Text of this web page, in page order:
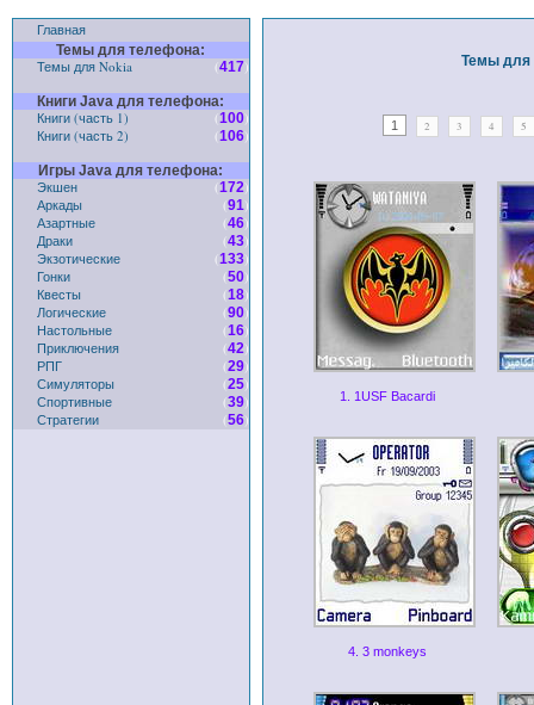
Главная
Темы для телефона:
Темы для Nokia (417)
Книги Java для телефона:
Книги (часть 1) (100)
Книги (часть 2)
(106)
Игры Java для телефона:
Экшен (172)
Аркады
(91)
Азартные
(46)
Драки
(43)
Экзотические
(133)
Гонки
(50)
Квесты
(18)
Логические
(90)
Настольные
(16)
Приключения
(42)
РПГ
(29)
Симуляторы
(25)
Спортивные
(39)
Стратегии
(56)
Темы для
1 2 3 4 5
1. 1USF Bacardi
4. 3 monkeys